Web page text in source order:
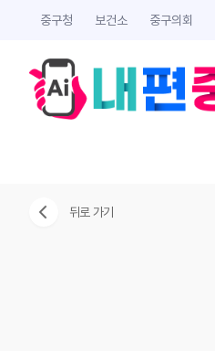
중구청 보건소 중구의회
뒤로 가기